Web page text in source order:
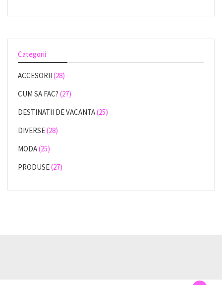
Categorii
ACCESORII (28)
CUM SA FAC? (27)
DESTINATII DE VACANTA(25)
DIVERSE(28)
MODA(25)
PRODUSE(27)